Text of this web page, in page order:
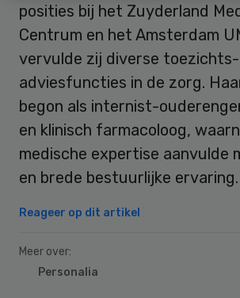
posities bij het Zuyderland
Centrum en het Amsterdam
vervulde zij diverse
adviesfuncties in de zorg.
begon als internist-
en klinisch farmacoloog,
medische expertise aanvulde
en brede bestuurlijke ervaring.
Reageer op dit artikel
Meer over:
Personalia